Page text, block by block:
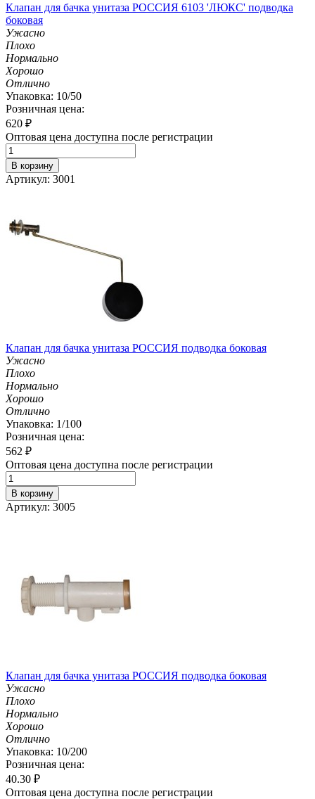
Клапан для бачка унитаза РОССИЯ 6103 'ЛЮКС' подводка
боковая
Ужасно
Плохо
Нормально
Хорошо
Отлично
Упаковка: 10/50
Розничная цена:
620 ₽
Оптовая цена доступна после регистрации
В корзину
Артикул: 3001
Клапан для бачка унитаза РОССИЯ подводка боковая
Ужасно
Плохо
Нормально
Хорошо
Отлично
Упаковка: 1/100
Розничная цена:
562 ₽
Оптовая цена доступна после регистрации
В корзину
Артикул: 3005
Клапан для бачка унитаза РОССИЯ подводка боковая
Ужасно
Плохо
Нормально
Хорошо
Отлично
Упаковка: 10/200
Розничная цена:
40.30 ₽
Оптовая цена доступна после регистрации